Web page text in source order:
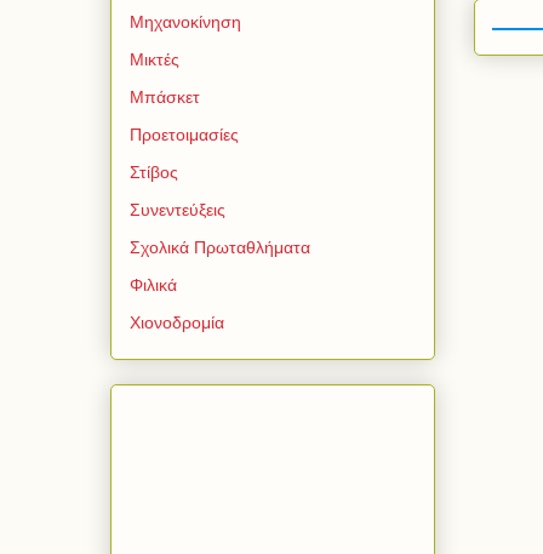
Μηχανοκίνηση
Μικτές
Μπάσκετ
Προετοιμασίες
Στίβος
Συνεντεύξεις
Σχολικά Πρωταθλήματα
Φιλικά
Χιονοδρομία